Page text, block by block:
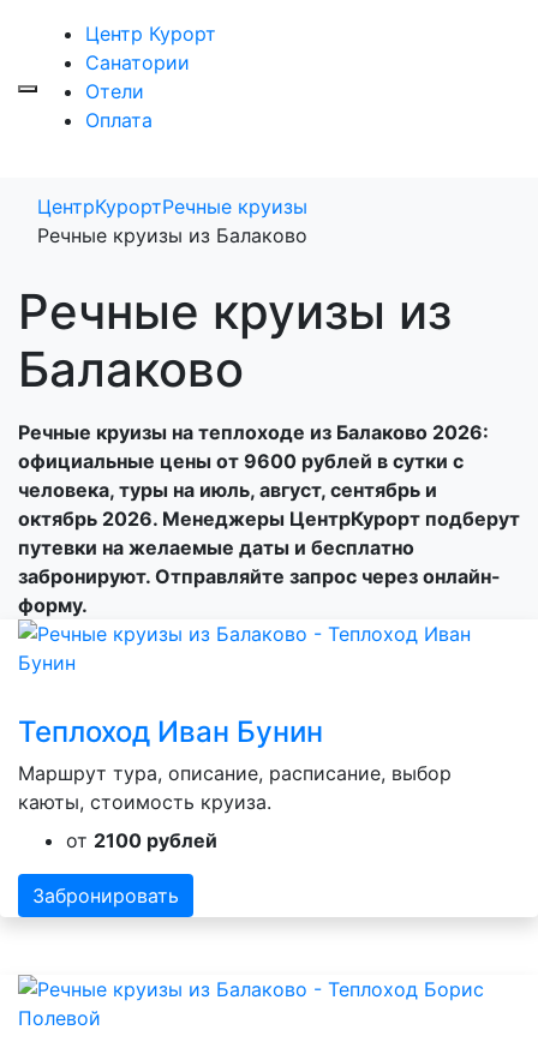
Центр Курорт
Санатории
Отели
Оплата
ЦентрКурортРечные круизы
Речные круизы из Балаково
Речные круизы из
Балаково
Речные круизы на теплоходе из Балаково 2026:
официальные цены от 9600 рублей в сутки с
человека, туры на июль, август, сентябрь и
октябрь 2026. Менеджеры ЦентрКурорт подберут
путевки на желаемые даты и бесплатно
забронируют. Отправляйте запрос через онлайн-
форму.
Теплоход Иван Бунин
Маршрут тура, описание, расписание, выбор
каюты, стоимость круиза.
от 2100 рублей
Забронировать